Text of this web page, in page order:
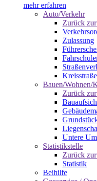
mehr erfahren
Auto/Verkehr
Zurück
Zulassung
Bauen/Wohnen/
Zurück
Untere
Statistikstelle
Zurück
Statistik
Beihilfe